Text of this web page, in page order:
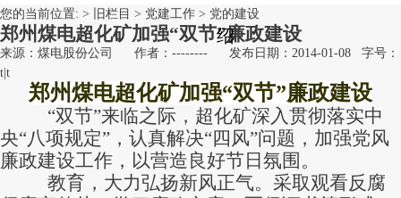
绍
您的当前位置: > 旧栏目 > 党建工作 > 党的建设
郑州煤电超化矿加强“双节”廉政建设
来源：煤电股份公司 作者：-------- 发布日期：2014-01-08
字号：
t t
郑州煤电超化矿加强“双节”廉政建设
“双节”来临之际，超化矿深入贯彻落实中
央“八项规定”，认真解决“四风”问题，加强党风
廉政建设工作，以营造良好节日氛围。
教育，大力弘扬新风正气。采取观看反腐